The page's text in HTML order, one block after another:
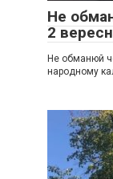
Не
2
Не обманюй
народному